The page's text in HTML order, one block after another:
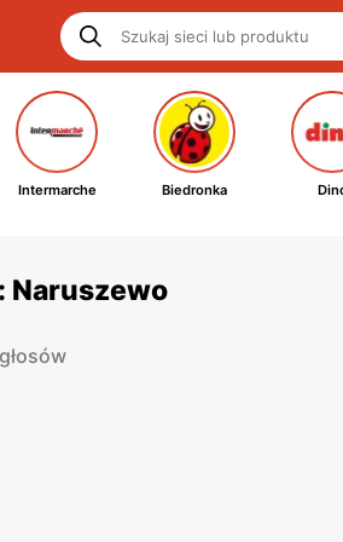
Intermarche Biedronka
Naruszewo